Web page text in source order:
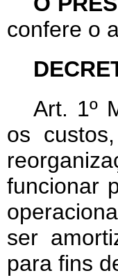
confere o
Art. 1º
os
funcionar
ser
para fins